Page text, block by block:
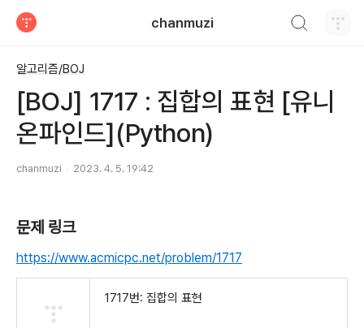
chanmuzi
알고리즘/BOJ
[BOJ] 1717 : 집합의 표현 [유니
온파인드](Python)
chanmuzi 2023. 4. 5. 19:42
문제 링크
https://www.acmicpc.net/problem/1717
1717번: 집합의 표현